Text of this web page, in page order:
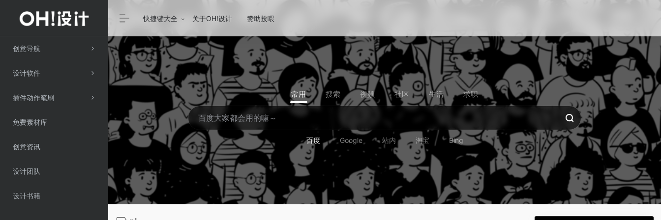
创意导航
设计软件
插件动作笔刷
免费素材库
创意资讯
设计团队
设计书籍
快捷键大全 关于OH!设计 赞助投喂
常用 搜索 视频 社区 生活 求职
百度 Google 站内 淘宝 Bing